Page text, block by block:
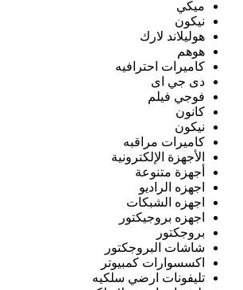
ميكي
نيكون
هوليلاند لارك
هوهم
كاميرات احترافيه
دى جي اى
فوجي فيلم
كانون
نيكون
كاميرات مراقبه
الأجهزة الإلكترونية
أجهزة متنوعة
اجهزه الراديو
اجهزه الشبكات
اجهزه بروجيكتور
بروجكتور
شاشات البروجكتور
اكسسوارات كمبيوتر
تليفونات ارضي سلكيه